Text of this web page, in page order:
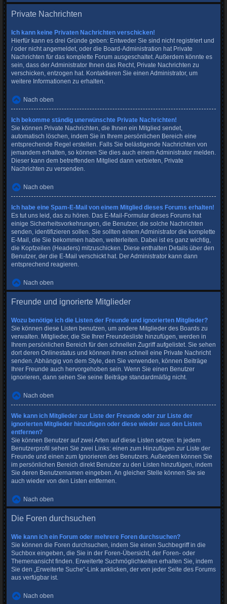
Private Nachrichten
Ich kann keine Privaten Nachrichten verschicken!
Hierfür kann es drei Gründe geben: Entweder Sie sind nicht registriert und
/ oder nicht angemeldet, oder die Board-Administration hat Private
Nachrichten für das komplette Forum ausgeschaltet. Außerdem könnte es
sein, dass der Administrator Ihnen das Recht, Private Nachrichten zu
verschicken, entzogen hat. Kontaktieren Sie einen Administrator, um
weitere Informationen zu erhalten.
Nach oben
Ich bekomme ständig unerwünschte Private Nachrichten!
Sie können Private Nachrichten, die Ihnen ein Mitglied sendet,
automatisch löschen, indem Sie in Ihrem persönlichen Bereich eine
entsprechende Regel erstellen. Falls Sie belästigende Nachrichten von
jemandem erhalten, so können Sie dies auch einem Administrator melden.
Dieser kann dem betreffenden Mitglied dann verbieten, Private
Nachrichten zu versenden.
Nach oben
Ich habe eine Spam-E-Mail von einem Mitglied dieses Forums erhalten!
Es tut uns leid, das zu hören. Das E-Mail-Formular dieses Forums hat
einige Sicherheitsvorkehrungen, die Benutzer, die solche Nachrichten
senden, identifizieren sollen. Sie sollten einem Administrator die komplette
E-Mail, die Sie bekommen haben, weiterleiten. Dabei ist es ganz wichtig,
die Kopfzeilen (Headers) mitzuschicken. Diese enthalten Details über den
Benutzer, der die E-Mail verschickt hat. Der Administrator kann dann
entsprechend reagieren.
Nach oben
Freunde und ignorierte Mitglieder
Wozu benötige ich die Listen der Freunde und ignorierten Mitglieder?
Sie können diese Listen benutzen, um andere Mitglieder des Boards zu
verwalten. Mitglieder, die Sie Ihrer Freundesliste hinzufügen, werden in
Ihrem persönlichen Bereich für den schnellen Zugriff aufgelistet. Sie sehen
dort deren Onlinestatus und können ihnen schnell eine Private Nachricht
senden. Abhängig von dem Style, den Sie verwenden, können Beiträge
Ihrer Freunde auch hervorgehoben sein. Wenn Sie einen Benutzer
ignorieren, dann sehen Sie seine Beiträge standardmäßig nicht.
Nach oben
Wie kann ich Mitglieder zur Liste der Freunde oder zur Liste der
ignorierten Mitglieder hinzufügen oder diese wieder aus den Listen
entfernen?
Sie können Benutzer auf zwei Arten auf diese Listen setzen: In jedem
Benutzerprofil sehen Sie zwei Links: einen zum Hinzufügen zur Liste der
Freunde und einen zum Ignorieren des Benutzers. Außerdem können Sie
im persönlichen Bereich direkt Benutzer zu den Listen hinzufügen, indem
Sie deren Benutzernamen eingeben. An gleicher Stelle können Sie sie
auch wieder von den Listen entfernen.
Nach oben
Die Foren durchsuchen
Wie kann ich ein Forum oder mehrere Foren durchsuchen?
Sie können die Foren durchsuchen, indem Sie einen Suchbegriff in die
Suchbox eingeben, die Sie in der Foren-Übersicht, der Foren- oder
Themenansicht finden. Erweiterte Suchmöglichkeiten erhalten Sie, indem
Sie den „Erweiterte Suche“-Link anklicken, der von jeder Seite des Forums
aus verfügbar ist.
Nach oben